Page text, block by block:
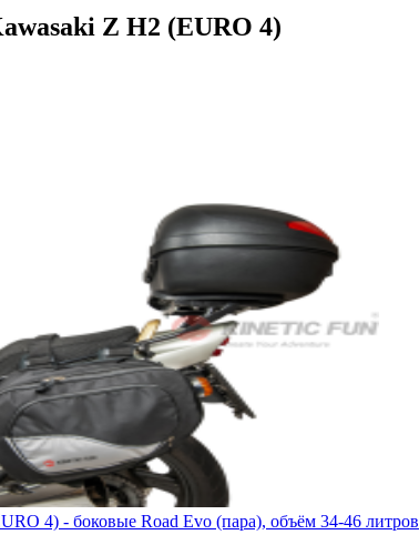
Z H2 (EURO 4)
4) - боковые Road Evo (пара), объём 34-46 литров